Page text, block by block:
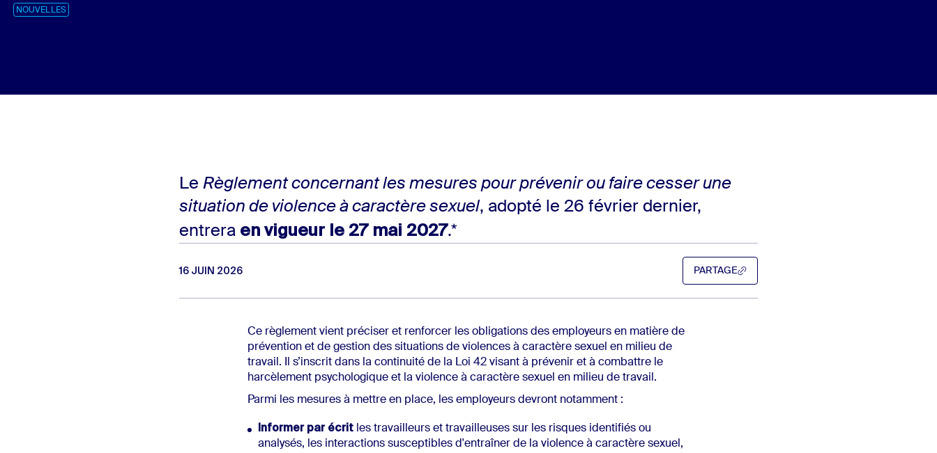
NOUVELLES
Le Règlement concernant les mesures pour prévenir ou faire cesser une
situation de violence à caractère sexuel, adopté le 26 février dernier,
entrera en vigueur le 27 mai 2027.*
16 JUIN 2026 PARTAGE
PARTAGE
Ce règlement vient préciser et renforcer les obligations des employeurs en matière de
prévention et de gestion des situations de violences à caractère sexuel en milieu de
travail. Il s’inscrit dans la continuité de la Loi 42 visant à prévenir et à combattre le
harcèlement psychologique et la violence à caractère sexuel en milieu de travail.
Parmi les mesures à mettre en place, les employeurs devront notamment :
Informer par écrit les travailleurs et travailleuses sur les risques identifiés ou
analysés, les interactions susceptibles d'entraîner de la violence à caractère sexuel,